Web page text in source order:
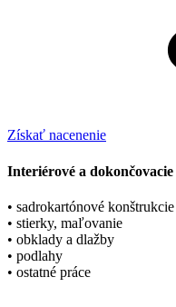
Získať nacenenie
Interiérové a
• sadrokartónové konštrukcie
• stierky, maľovanie
• obklady a dlažby
• podlahy
• ostatné práce